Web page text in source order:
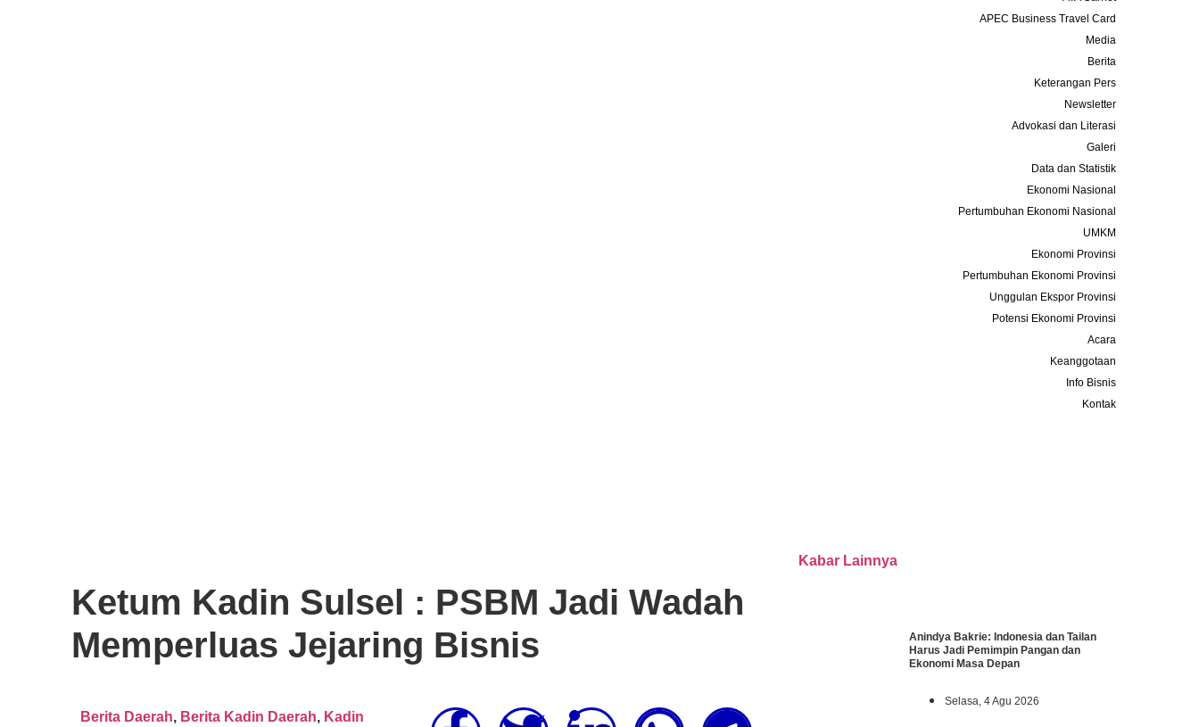
APEC Business Travel Card
Media
Berita
Keterangan Pers
Newsletter
Advokasi dan Literasi
Galeri
Data dan Statistik
Ekonomi Nasional
Pertumbuhan Ekonomi Nasional
UMKM
Ekonomi Provinsi
Pertumbuhan Ekonomi Provinsi
Unggulan Ekspor Provinsi
Potensi Ekonomi Provinsi
Acara
Keanggotaan
Info Bisnis
Kontak
Ketum Kadin Sulsel : PSBM Jadi Wadah
Memperluas Jejaring Bisnis
Berita Daerah, Berita Kadin Daerah, Kadin
Kabar Lainnya
Anindya Bakrie: Indonesia dan Tailan
Harus Jadi Pemimpin Pangan dan
Ekonomi Masa Depan
Selasa, 4 Agu 2026